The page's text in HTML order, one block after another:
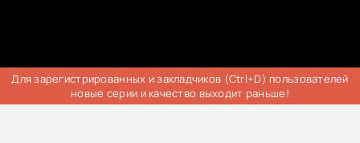
Для зарегистрированных и закладчиков (Ctrl+D) пользователей
новые серии и качество выходит раньше!